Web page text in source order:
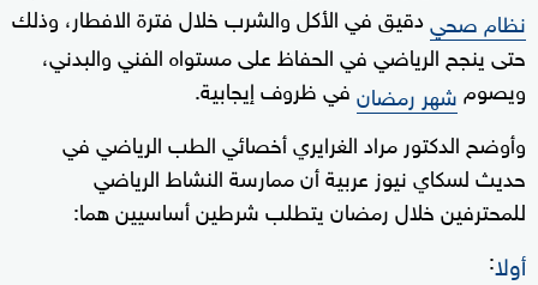
نظام صحيدقيق في الأكل والشرب خلال فترة الافطار، وذلك
حتى ينجح الرياضي في الحفاظ على مستواه الفني والبدني،
ويصومشهر رمضانفي ظروف إيجابية.
وأوضح الدكتور مراد الغرايري أخصائي الطب الرياضي في
حديث لسكاي نيوز عربية أن ممارسة النشاط الرياضي
للمحترفين خلال رمضان يتطلب شرطين أساسيين هما:
أولا: